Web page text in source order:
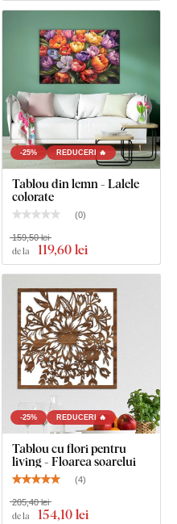
- Flori de câmp
a tabloului
-25% REDUCERI 🔥
Tablou din lemn - Lalele
colorate
(0)
de la 119,60 lei
159,50 lei
-25% REDUCERI 🔥
Tablou cu flori pentru
living - Floarea soarelui
(4)
de la 154,10 lei
205,40 lei